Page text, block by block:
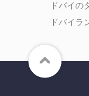
ドバイの
ドバイラ